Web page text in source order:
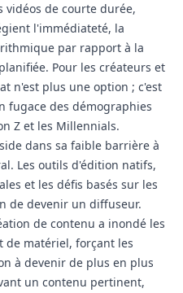
vidéos de courte durée,
l'immédiateté, la
par rapport à la
Pour les créateurs et
n'est plus une option ; c'est
fugace des démographies
Z et les Millennials.
dans sa faible barrière à
Les outils d'édition natifs,
et les défis basés sur les
de devenir un diffuseur.
de contenu a inondé les
de matériel, forçant les
à devenir de plus en plus
un contenu pertinent,